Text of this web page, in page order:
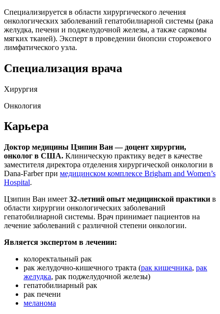
Специализируется в области хирургического лечения
онкологических заболеваний гепатобилиарной системы (рака
желудка, печени и поджелудочной железы, а также саркомы
мягких тканей). Эксперт в проведении биопсии сторожевого
лимфатического узла.
Специализация врача
Хирургия
Онкология
Карьера
Доктор медицины Цзипин Ван — доцент хирургии,
онколог в США. Клиническую практику ведет в качестве
заместителя директора отделения хирургической онкологии в
Dana-Farber при медицинском комплексе Brigham and Women’s
Hospital.
Цзипин Ван имеет 32-летний опыт медицинской практики в
области хирургии онкологических заболеваний
гепатобилиарной системы. Врач принимает пациентов на
лечение заболеваний с различной степени онкологии.
Является экспертом в лечении:
колоректальный рак
рак желудочно-кишечного тракта (рак кишечника, рак
желудка, рак поджелудочной железы)
гепатобилиарный рак
рак печени
меланома